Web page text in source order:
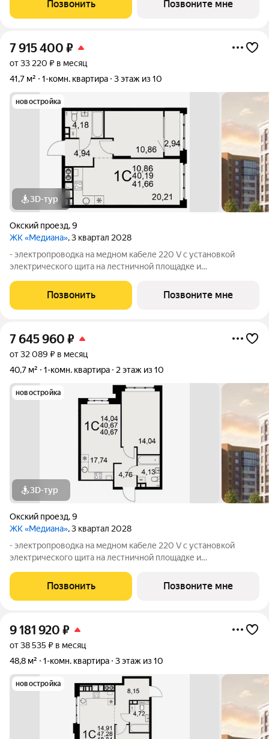
проемов, ниш прохождения стояков
Позвонить Позвоните мне
7 915 400 ₽
от 33 220 ₽ в месяц
41,7 м²
1-комн. квартира 3 этаж из 10
новостройка
3D-тур
Окский проезд,9
ЖК «Медиана», 3 квартал 2028
- электропроводка на медном кабеле 220 V с установкой
электрического щита на лестничной площадке и
стен, кроме стен лоджий, откосов дверных и оконных
проемов, ниш прохождения стояков
Позвонить Позвоните мне
7 645 960 ₽
от 32 089 ₽ в месяц
40,7 м²
1-комн. квартира 2 этаж из 10
новостройка
3D-тур
Окский проезд,9
ЖК «Медиана», 3 квартал 2028
- электропроводка на медном кабеле 220 V с установкой
электрического щита на лестничной площадке и
стен, кроме стен лоджий, откосов дверных и оконных
проемов, ниш прохождения стояков
Позвонить Позвоните мне
9 181 920 ₽
от 38 535 ₽ в месяц
48,8 м²
1-комн. квартира 3 этаж из 10
новостройка